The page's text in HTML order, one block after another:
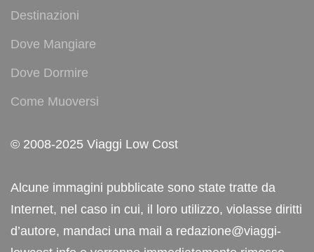
Destinazioni
Dove Mangiare
Dove Dormire
Come Muoversi
© 2008-2025 Viaggi Low Cost
Alcune immagini pubblicate sono state tratte da
Internet, nel caso in cui, il loro utilizzo, violasse diritti
d’autore, mandaci una mail a redazione@viaggi-